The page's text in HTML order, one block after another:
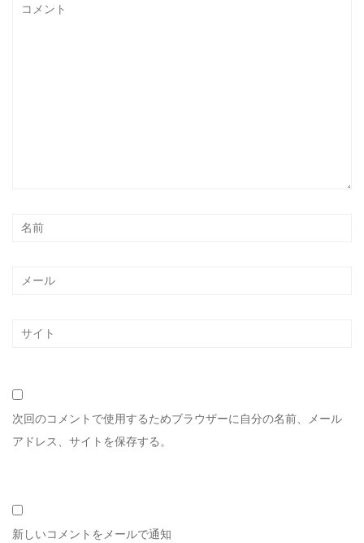
次回のコメントで使用するためブラウザーに自分の名前、メール
アドレス、サイトを保存する。
新しいコメントをメールで通知